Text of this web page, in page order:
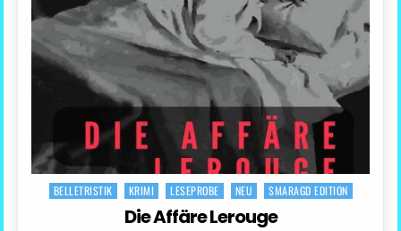
Posted
BELLETRISTIK KRIMI LESEPROBE NEU SMARAGD EDITION
Die Affäre Lerouge